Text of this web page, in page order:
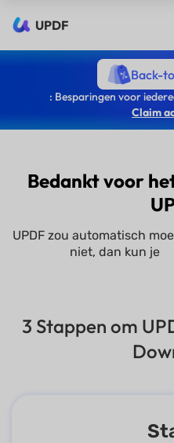
UPDF
Back-
: Besparingen voor
Claim
Bedankt voor
UPDF zou automatisch
niet, dan kun je
3 Stappen om